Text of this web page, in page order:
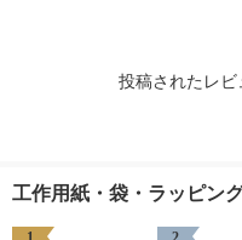
投稿されたレビ
工作用紙・袋・ラッピン